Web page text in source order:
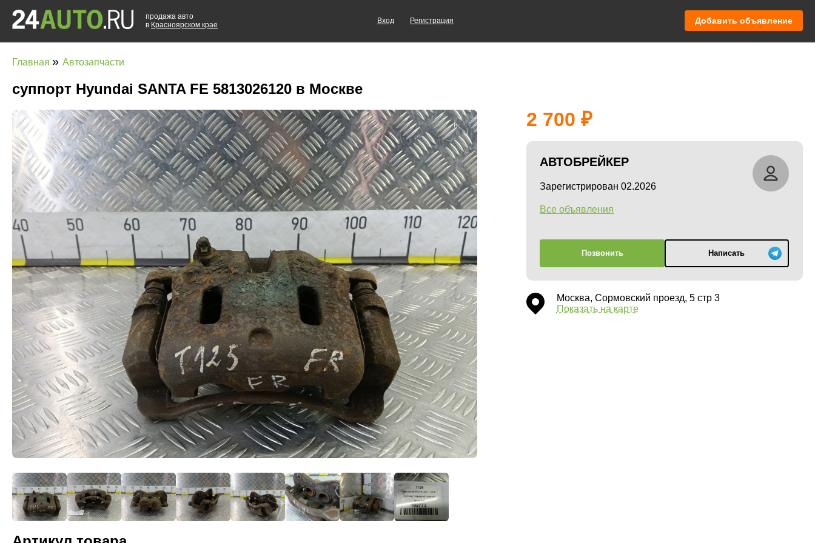
продажа авто
в Красноярском крае
Вход Регистрация Добавить объявление
Главная » Автозапчасти
суппорт Hyundai SANTA FE 5813026120 в Москве
2 700
АВТОБРЕЙКЕР
Зарегистрирован 02.2026
Все объявления
Позвонить Написать
Москва, Сормовский проезд, 5 стр 3
Показать на карте